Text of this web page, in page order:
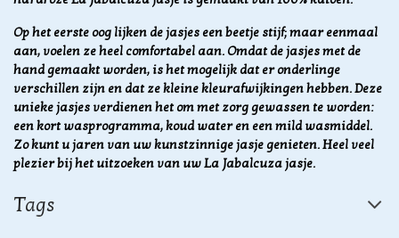
Op het eerste oog lijken de jasjes een beetje stijf; maar eenmaal
aan, voelen ze heel comfortabel aan. Omdat de jasjes met de
hand gemaakt worden, is het mogelijk dat er onderlinge
verschillen zijn en dat ze kleine kleurafwijkingen hebben. Deze
unieke jasjes verdienen het om met zorg gewassen te worden:
een kort wasprogramma, koud water en een mild wasmiddel.
Zo kunt u jaren van uw kunstzinnige jasje genieten. Heel veel
plezier bij het uitzoeken van uw La Jabalcuza jasje.
Tags